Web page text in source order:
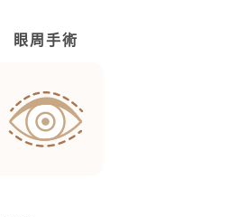
大小眼不一定都是提眼
眼瞼肌怎麼救？
眼周手術